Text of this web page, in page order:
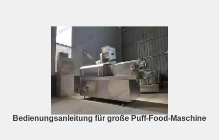
Bedienungsanleitung für große Puff-Food-Maschine